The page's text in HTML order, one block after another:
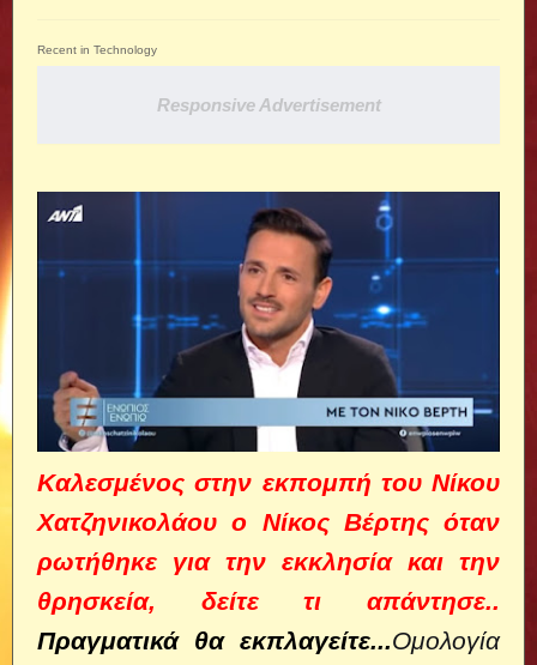
Recent in Technology
Responsive Advertisement
Καλεσμένος στην εκπομπή του Νίκου
Χατζηνικολάου ο Νίκος Βέρτης όταν
ρωτήθηκε για την εκκλησία και την
θρησκεία, δείτε τι απάντησε..
Πραγματικά θα εκπλαγείτε...Ομολογία